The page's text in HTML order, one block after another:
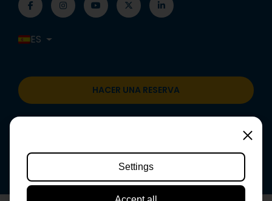
ES
HACER UNA RESERVA
Settings